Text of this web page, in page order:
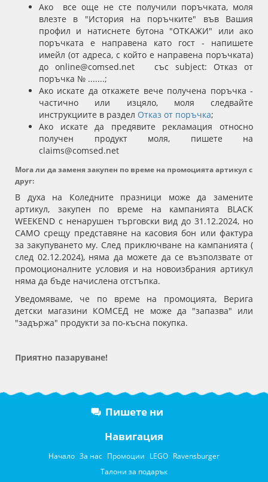
Ако все още не сте получили поръчката, моля
влезте в "История на поръчките" във Вашия
профил и натиснете бутона "ОТКАЖИ" или ако
поръчката е направена като гост - напишете
имейл (от адреса, с който е направена поръчката)
до online@comsed.net със subject: Отказ от
поръчка № .......;
Ако искате да откажете вече получена поръчка -
частично или изцяло, моля следвайте
инструкциите в раздел Отказ от поръчка;
Ако искате да предявите рекламация относно
получен продукт моля, пишете на
claims@comsed.net
Мога ли да заменя закупен по време на промоцията артикул с
друг:
В духа на Коледните празници може да замените
артикул, закупен по време на кампанията BLACK
WEEKEND с ненарушен търговски вид до 31.12.2024, но
САМО срещу представяне на касовия бон или фактура
за закупуването му. След приключване на кампанията (
след 02.12.2024), няма да можете да се възползвате от
промоционалните условия и на новоизбрания артикул
няма да бъде начислена отстъпка.
Уведомяваме, че по време на промоцията, Верига
детски магазини КОМСЕД не може да "запазва" или
"задържа" продукти за по-късна покупка.
Приятно пазаруване!
Пишете ни
Навигация
Начало За нас Промоции LEGO Ravensburger
Талони за подарък